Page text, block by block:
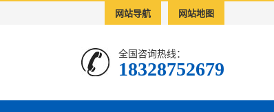
网站导航 网站地图
全国咨询热线：
18328752679‬